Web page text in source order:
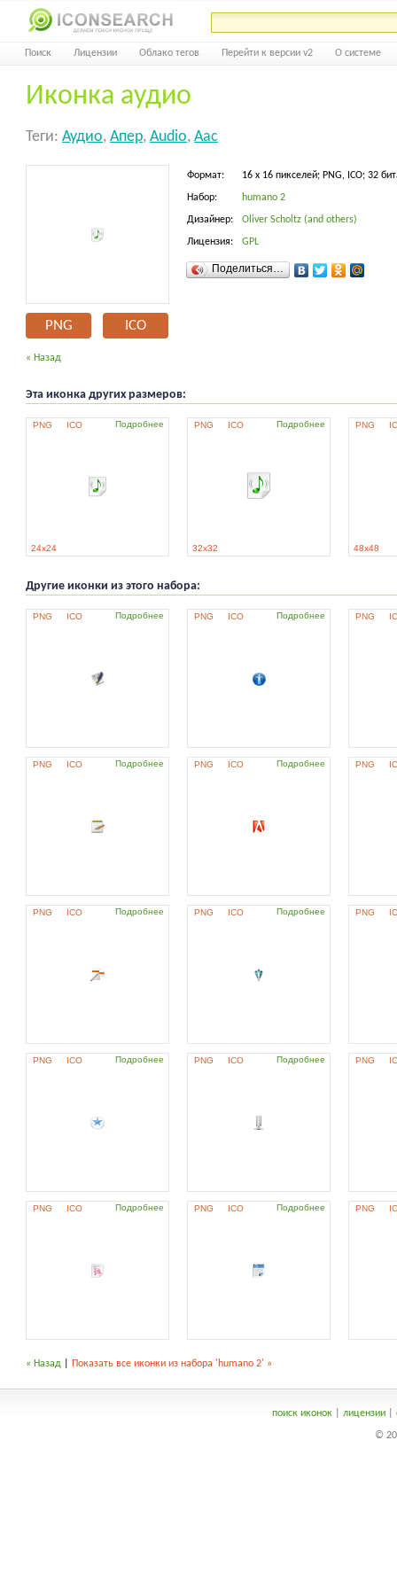
Поиск Лицензии Облако тегов Перейти к версии v2 О системе
Иконка аудио
Теги: Аудио, Апер, Audio, Aac
PNG ICO
Формат: 16 x 16 пикселей; PNG, ICO; 32
Набор: humano 2
Дизайнер: Oliver Scholtz (and others)
Лицензия: GPL
Поделиться…
« Назад
Эта иконка других размеров:
PNG ICO Подробнее
24x24
PNG ICO Подробнее
32x32
PNG
48x48
Другие иконки из этого набора:
PNG ICO Подробнее PNG ICO Подробнее PNG
PNG ICO Подробнее PNG ICO Подробнее PNG
PNG ICO Подробнее PNG ICO Подробнее PNG
PNG ICO Подробнее PNG ICO Подробнее PNG
PNG ICO Подробнее PNG ICO Подробнее PNG
« Назад Показать все иконки из набора 'humano 2' »
поиск иконок| лицензии|
©